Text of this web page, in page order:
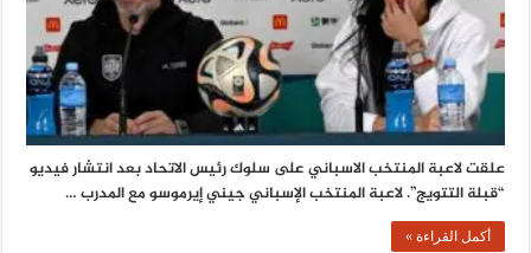
علقت لاعبة المنتخب الاسباني على سلوك رئيس الاتحاد بعد انتشار فيديو
“قبلة التتويج”. لاعبة المنتخب الإسباني جيني إيرموسو مع المدرب …
أكمل القراءة »